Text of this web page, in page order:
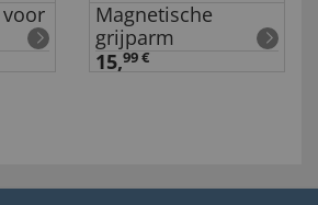
Magnetische
grijparm
15,99 €